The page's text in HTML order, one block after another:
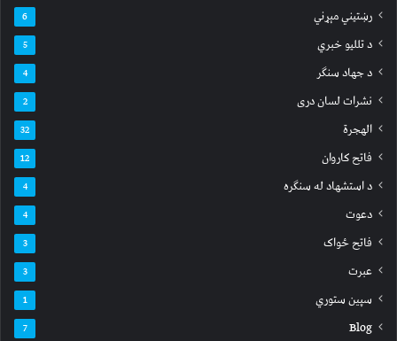
رښتیني مېړني 6
د تللیو خبري 5
د جهاد سنګر 4
نشرات لسان دری 2
الهجرة 32
فاتح کاروان 12
د استشهاد له سنګره 4
دعوت 4
فاتح ځواک 3
عبرت 3
سپين ستوري 1
Blog
7